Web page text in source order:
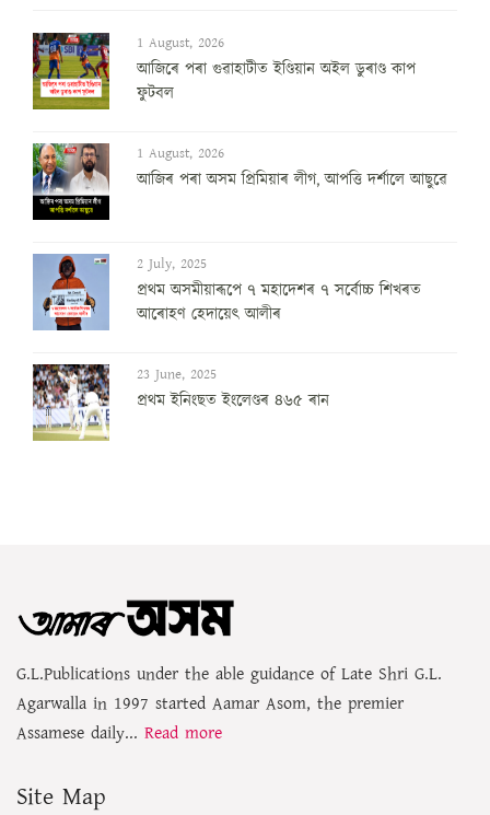
1 August, 2026
আজিৰে পৰা গুৱাহাটীত ইণ্ডিয়ান অইল ডুৰাণ্ড কাপ
ফুটবল
1 August, 2026
আজিৰ পৰা অসম প্ৰিমিয়াৰ লীগ, আপত্তি দৰ্শালে আছুৱে
2 July, 2025
প্ৰথম অসমীয়াৰূপে ৭ মহাদেশৰ ৭ সৰ্বোচ্চ শিখৰত
আৰোহণ হেদায়েৎ আলীৰ
23 June, 2025
প্ৰথম ইনিংছত ইংলেণ্ডৰ ৪৬৫ ৰান
G.L.Publications under the able guidance of Late Shri G.L.
Agarwalla in 1997 started Aamar Asom, the premier
Assamese daily... Read more
Site Map